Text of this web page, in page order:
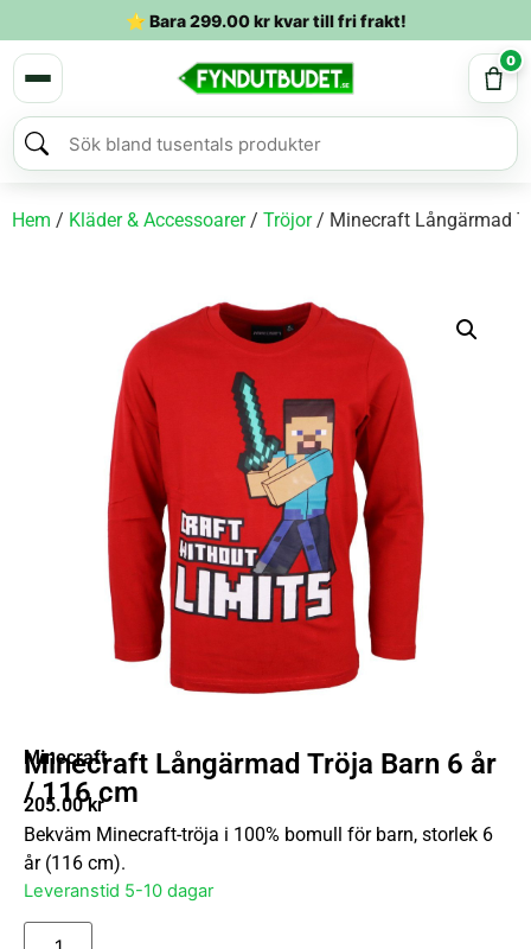
⭐ Bara299.00krkvar till fri frakt!
0
Hem / Kläder & Accessoarer/ Tröjor/ Minecraft Långärmad
Minecraft
Minecraft Långärmad Tröja Barn 6 år
/ 116 cm
205.00kr
Bekväm Minecraft-tröja i 100% bomull för barn, storlek 6
år (116 cm).
Leveranstid 5-10 dagar